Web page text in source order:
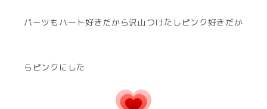
パーツもハート好きだから沢山つけたしピンク好きだか
らピンクにした